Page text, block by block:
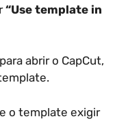
“Use template in
abrir o CapCut,
o template exigir